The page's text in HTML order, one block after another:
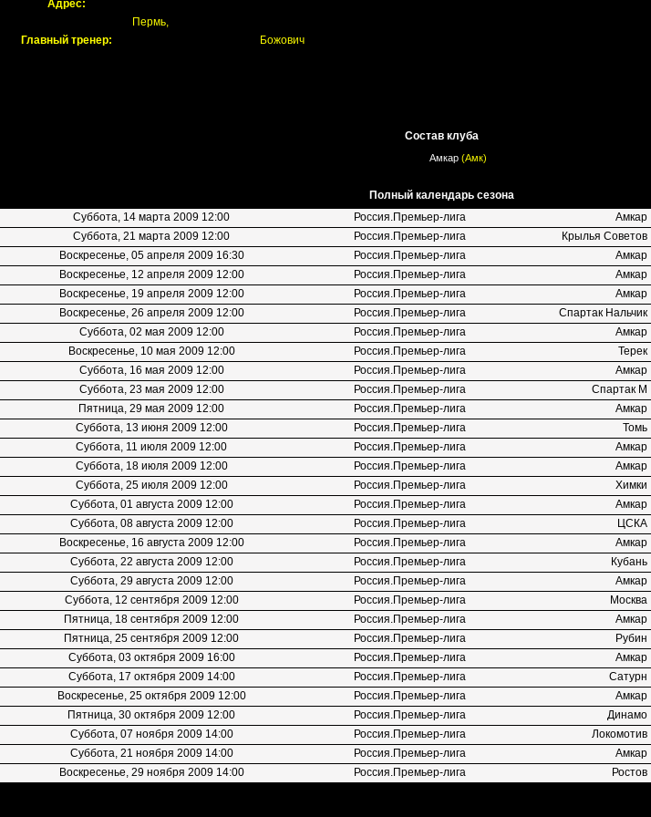
Адрес:
Пермь,
Главный тренер:
Божович
Состав клуба
Амкар(Амк)
Полный календарь сезона
Суббота, 14 марта 2009 12:00
Россия.Премьер-лига Амкар
Суббота, 21 марта 2009 12:00
Россия.Премьер-лига Крылья Советов
Воскресенье, 05 апреля 2009 16:30
Россия.Премьер-лига Амкар
Воскресенье, 12 апреля 2009 12:00
Россия.Премьер-лига Амкар
Воскресенье, 19 апреля 2009 12:00
Россия.Премьер-лига Амкар
Воскресенье, 26 апреля 2009 12:00
Россия.Премьер-лига Спартак Нальчик
Суббота, 02 мая 2009 12:00
Россия.Премьер-лига Амкар
Воскресенье, 10 мая 2009 12:00
Россия.Премьер-лига Терек
Суббота, 16 мая 2009 12:00
Россия.Премьер-лига Амкар
Суббота, 23 мая 2009 12:00
Россия.Премьер-лига Спартак М
Пятница, 29 мая 2009 12:00
Россия.Премьер-лига Амкар
Суббота, 13 июня 2009 12:00
Россия.Премьер-лига Томь
Суббота, 11 июля 2009 12:00
Россия.Премьер-лига Амкар
Суббота, 18 июля 2009 12:00
Россия.Премьер-лига Амкар
Суббота, 25 июля 2009 12:00
Россия.Премьер-лига Химки
Суббота, 01 августа 2009 12:00
Россия.Премьер-лига Амкар
Суббота, 08 августа 2009 12:00
Россия.Премьер-лига ЦСКА
Воскресенье, 16 августа 2009 12:00
Россия.Премьер-лига Амкар
Суббота, 22 августа 2009 12:00
Россия.Премьер-лига Кубань
Суббота, 29 августа 2009 12:00
Россия.Премьер-лига Амкар
Суббота, 12 сентября 2009 12:00
Россия.Премьер-лига Москва
Пятница, 18 сентября 2009 12:00
Россия.Премьер-лига Амкар
Пятница, 25 сентября 2009 12:00
Россия.Премьер-лига Рубин
Суббота, 03 октября 2009 16:00
Россия.Премьер-лига Амкар
Суббота, 17 октября 2009 14:00
Россия.Премьер-лига Сатурн
Воскресенье, 25 октября 2009 12:00
Россия.Премьер-лига Амкар
Пятница, 30 октября 2009 12:00
Россия.Премьер-лига Динамо
Суббота, 07 ноября 2009 14:00
Россия.Премьер-лига Локомотив
Суббота, 21 ноября 2009 14:00
Россия.Премьер-лига Амкар
Воскресенье, 29 ноября 2009 14:00
Россия.Премьер-лига Ростов